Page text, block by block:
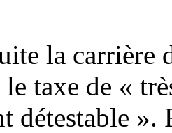
la
taxe de «
détestable